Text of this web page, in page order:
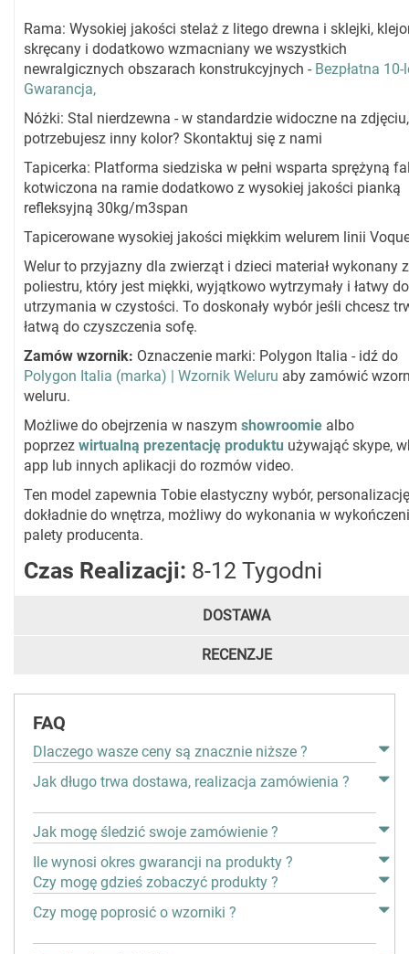
Rama: Wysokiej jakości stelaż z litego drewna i sklejki,
skręcany i dodatkowo wzmacniany we wszystkich
newralgicznych obszarach konstrukcyjnych - Bezpłatna
Gwarancja,
Nóżki: Stal nierdzewna - w standardzie widoczne na zdjęciu,
potrzebujesz inny kolor? Skontaktuj się z nami
Tapicerka: Platforma siedziska w pełni wsparta sprężyną
kotwiczona na ramie dodatkowo z wysokiej jakości pianką
refleksyjną 30kg/m3span
Tapicerowane wysokiej jakości miękkim welurem linii
Welur to przyjazny dla zwierząt i dzieci materiał wykonany z
poliestru, który jest miękki, wyjątkowo wytrzymały i łatwy do
utrzymania w czystości. To doskonały wybór jeśli chcesz
łatwą do czyszczenia sofę.
Zamów wzornik: Oznaczenie marki: Polygon Italia - idź do
Polygon Italia (marka) | Wzornik Weluru aby zamówić
weluru.
Możliwe do obejrzenia w naszym showroomie albo
poprzez wirtualną prezentację produktu używająć skype,
app lub innych aplikacji do rozmów video.
Ten model zapewnia Tobie elastyczny wybór, personalizację
dokładnie do wnętrza, możliwy do wykonania w
palety producenta.
Czas Realizacji: 8-12 Tygodni
DOSTAWA
RECENZJE
FAQ
Dlaczego wasze ceny są znacznie niższe ?
Jak długo trwa dostawa, realizacja zamówienia ?
Jak mogę śledzić swoje zamówienie ?
Ile wynosi okres gwarancji na produkty ?
Czy mogę gdzieś zobaczyć produkty ?
Czy mogę poprosić o wzorniki ?